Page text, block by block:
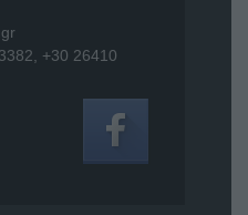
+30 26410